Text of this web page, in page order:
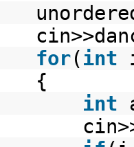
for(int
{
int